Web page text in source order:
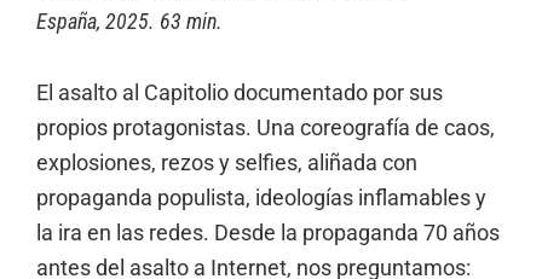
España, 2025. 63 min.
El asalto al Capitolio documentado por sus
propios protagonistas. Una coreografía de caos,
explosiones, rezos y selfies, aliñada con
propaganda populista, ideologías inflamables y
la ira en las redes. Desde la propaganda 70 años
antes del asalto a Internet, nos preguntamos: